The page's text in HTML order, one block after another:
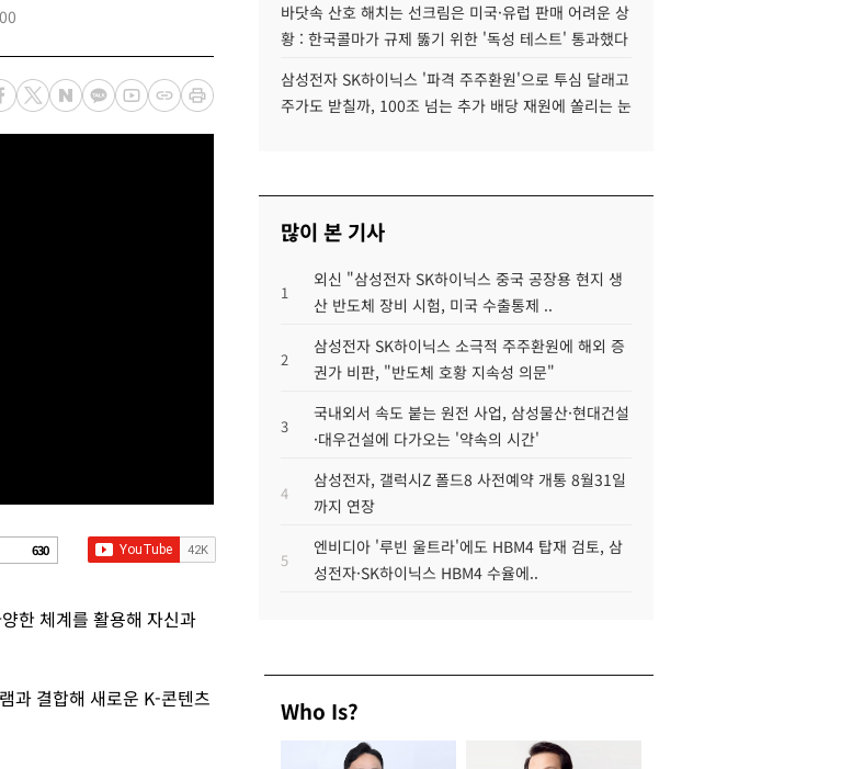
630
한 체계를 활용해 자신과
과 결합해 새로운 K-콘텐츠
바닷속 산호 해치는 선크림은 미국·유럽 판매 어려운 상
황 : 한국콜마가 규제 뚫기 위한 '독성 테스트' 통과했다
삼성전자 SK하이닉스 '파격 주주환원'으로 투심 달래고
주가도 받칠까, 100조 넘는 추가 배당 재원에 쏠리는 눈
많이 본 기사
1
외신 "삼성전자 SK하이닉스 중국 공장용 현지 생
산 반도체 장비 시험, 미국 수출통제 ..
2
삼성전자 SK하이닉스 소극적 주주환원에 해외 증
권가 비판, "반도체 호황 지속성 의문"
3
국내외서 속도 붙는 원전 사업, 삼성물산·현대건설
·대우건설에 다가오는 '약속의 시간'
4
삼성전자, 갤럭시Z 폴드8 사전예약 개통 8월31일
까지 연장
5
엔비디아 '루빈 울트라'에도 HBM4 탑재 검토, 삼
성전자·SK하이닉스 HBM4 수율에..
Who Is?